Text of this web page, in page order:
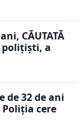
CĂUTATĂ
polițiști, a
de 32 de ani
Poliția cere